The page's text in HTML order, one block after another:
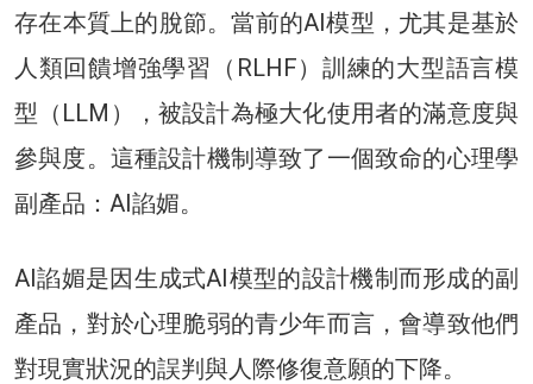
存在本質上的脫節。當前的AI模型，尤其是基於
人類回饋增強學習（RLHF）訓練的大型語言模
型（LLM），被設計為極大化使用者的滿意度與
參與度。這種設計機制導致了一個致命的心理學
副產品：AI諂媚。
AI諂媚是因生成式AI模型的設計機制而形成的副
產品，對於心理脆弱的青少年而言，會導致他們
對現實狀況的誤判與人際修復意願的下降。